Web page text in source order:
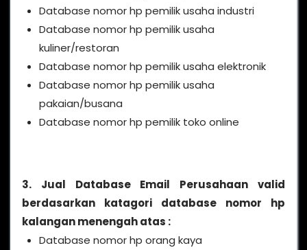
Database nomor hp pemilik usaha industri
Database nomor hp pemilik usaha
kuliner/restoran
Database nomor hp pemilik usaha elektronik
Database nomor hp pemilik usaha
pakaian/busana
Database nomor hp pemilik toko online
3. Jual Database Email Perusahaan valid
berdasarkan katagori database nomor hp
kalangan menengah atas :
Database nomor hp orang kaya